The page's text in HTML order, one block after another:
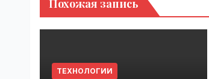
Похожая запись
ТЕХНОЛОГИИ